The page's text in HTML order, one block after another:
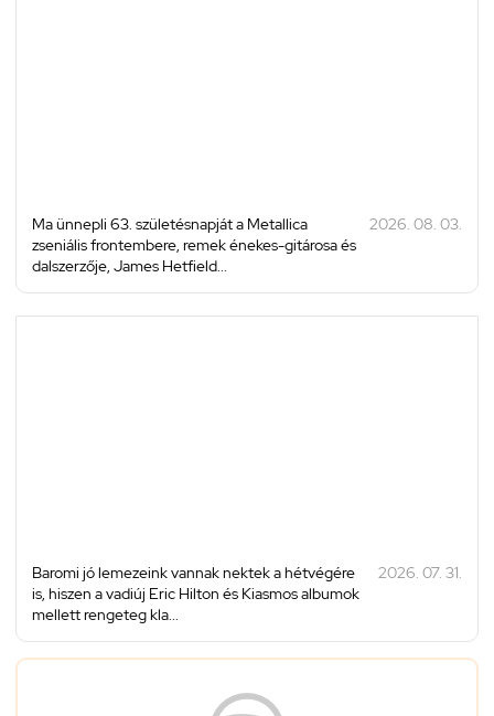
Ma ünnepli 63. születésnapját a Metallica
zseniális frontembere, remek énekes-gitárosa és
dalszerzője, James Hetfield...
2026. 08. 03.
Baromi jó lemezeink vannak nektek a hétvégére
is, hiszen a vadiúj Eric Hilton és Kiasmos albumok
mellett rengeteg kla...
2026. 07. 31.